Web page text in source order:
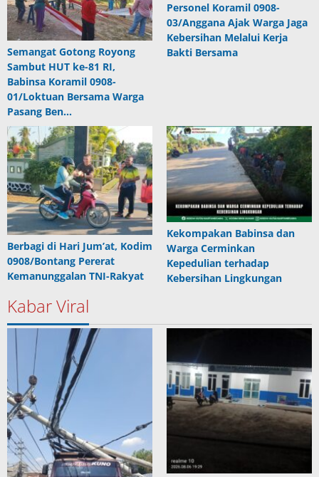
Semangat Gotong Royong
Sambut HUT ke-81 RI,
Babinsa Koramil 0908-
01/Loktuan Bersama Warga
Pasang Ben…
Personel Koramil 0908-
03/Anggana Ajak Warga Jaga
Kebersihan Melalui Kerja
Bakti Bersama
Berbagi di Hari Jum’at, Kodim
0908/Bontang Pererat
Kemanunggalan TNI-Rakyat
Kekompakan Babinsa dan
Warga Cerminkan
Kepedulian terhadap
Kebersihan Lingkungan
Kabar Viral